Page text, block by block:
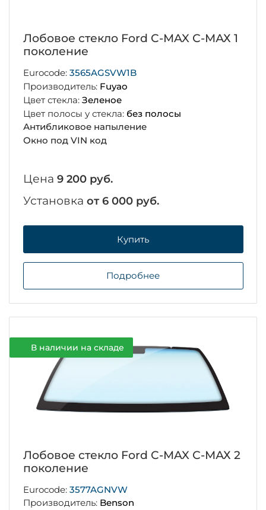
Лобовое стекло Ford C-MAX С-МАХ 1
поколение
Eurocode: 3565AGSVW1B
Производитель: Fuyao
Цвет стекла: Зеленое
Цвет полосы у стекла: без полосы
Антибликовое напыление
Окно под VIN код
Цена 9 200 руб.
Установка от 6 000 руб.
Купить
Подробнее
В наличии на складе
Лобовое стекло Ford C-MAX С-МАХ 2
поколение
Eurocode: 3577AGNVW
Производитель: Benson